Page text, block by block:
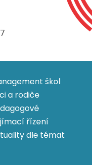
škol
a rodiče
řízení
dle témat